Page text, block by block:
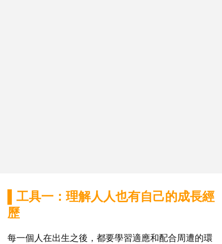
▌工具一：理解人人也有自己的成長經
歷
每一個人在出生之後，都要學習適應和配合周遭的環